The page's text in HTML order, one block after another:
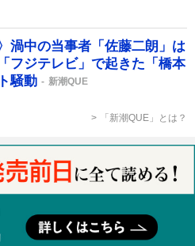
渦中の当事者「佐藤二朗」は
ジテレビ」で起きた「橋本
騒動
新潮QUE
「新潮QUE」とは？